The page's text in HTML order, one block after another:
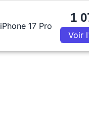
iPhone 17 Pro
1
Voir